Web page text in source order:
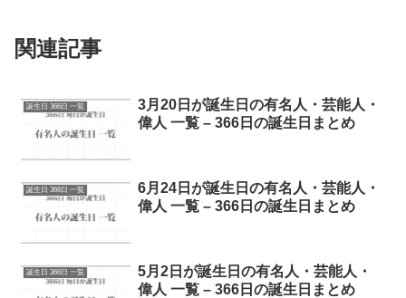
関連記事
誕生日 366日 一覧
3月20日が誕生日の有名人・芸能人・
偉人 一覧 – 366日の誕生日まとめ
誕生日 366日 一覧
6月24日が誕生日の有名人・芸能人・
偉人 一覧 – 366日の誕生日まとめ
誕生日 366日 一覧
5月2日が誕生日の有名人・芸能人・
偉人 一覧 – 366日の誕生日まとめ